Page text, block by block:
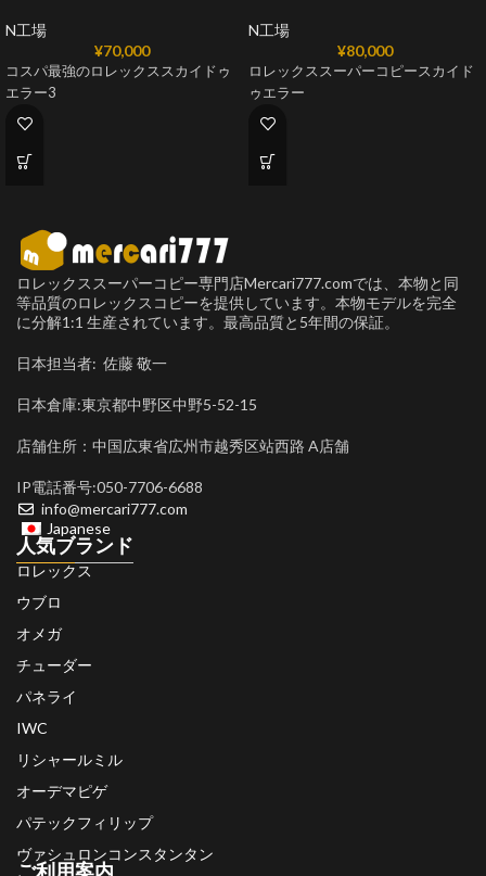
N工場
¥70,000
コスパ最強のロレックススカイドゥ
エラー3
N工場
¥80,000
ロレックススーパーコピースカイド
ゥエラー
ロレックススーパーコピー専門店Mercari777.comでは、本物と同
等品質のロレックスコピーを提供しています。本物モデルを完全
に分解1:1 生産されています。最高品質と5年間の保証。
日本担当者: 佐藤 敬一
日本倉庫:東京都中野区中野5-52-15
店舗住所：中国広東省広州市越秀区站西路 A店舗
IP電話番号:050-7706-6688
info@mercari777.com
Japanese
人気ブランド
ロレックス
ウブロ
オメガ
チューダー
パネライ
IWC
リシャールミル
オーデマピゲ
パテックフィリップ
ヴァシュロンコンスタンタン